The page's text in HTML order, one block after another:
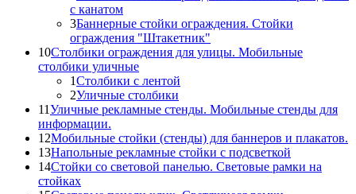
с канатом
3Баннерные стойки ограждения. Стойки
ограждения "Штакетник"
10Столбики ограждения для улицы. Мобильные
столбики уличные
1Столбики с лентой
2Уличные столбики
11Уличные рекламные стенды. Мобильные стенды для
информации.
12Мобильные стойки (стенды) для баннеров и плакатов.
13Напольные рекламные стойки с подсветкой
14Стойки со световой панелью. Световые рамки на
стойках